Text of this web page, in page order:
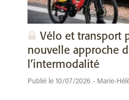
Vélo et transport
nouvelle approche
l’intermodalité
Publié le 10/07/2026 - Marie-